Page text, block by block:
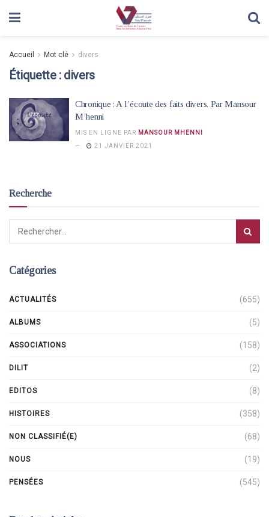
Accueil Mot clé divers
Étiquette : divers
Chronique : A l’écoute des faits divers. Par Mansour
M’henni
MIS EN LIGNE PAR MANSOUR MHENNI
21 JANVIER 2021
Recherche
Catégories
ACTUALITÉS (655)
ALBUMS (5)
ASSOCIATIONS (158)
DILIT (2)
EDITOS (8)
HISTOIRES (358)
NON CLASSIFIÉ(E) (68)
NOUS (19)
PENSÉES (545)